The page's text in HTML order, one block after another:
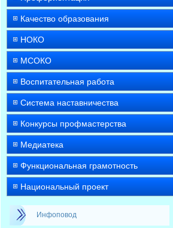
Качество образования
НОКО
МСОКО
Воспитательная работа
Система наставничества
Конкурсы профмастерства
Медиатека
Функциональная грамотность
Национальный проект
Инфоповод